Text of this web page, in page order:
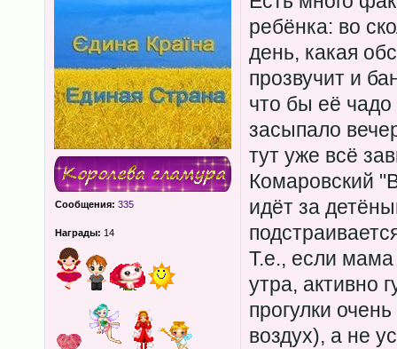
Сообщения: 335
Награды: 14
ребёнка: во
день, какая
прозвучит и
что бы её
засыпало
тут уже всё
Комаровский
идёт за
Т.е., если мама
утра, активно
прогулки
воздух), а не